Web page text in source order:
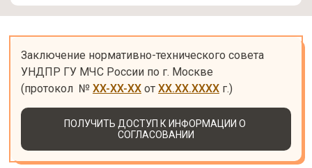
Заключение нормативно-технического совета
УНДПР ГУ МЧС России по г. Москве
(протокол  № XX-XX-XX от XX.XX.XXXX г.)
ПОЛУЧИТЬ ДОСТУП К ИНФОРМАЦИИ О
СОГЛАСОВАНИИ